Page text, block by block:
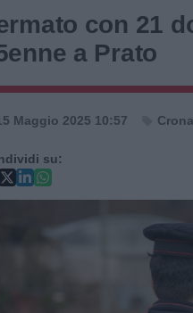
con 21
a Prato
Maggio 2025 10:57
su: